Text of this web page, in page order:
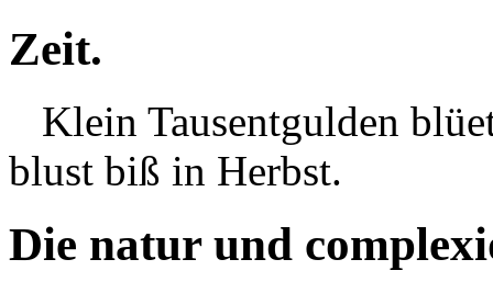
Zeit.
Klein Tausentgulden
blust biß in Herbst.
Die natur und